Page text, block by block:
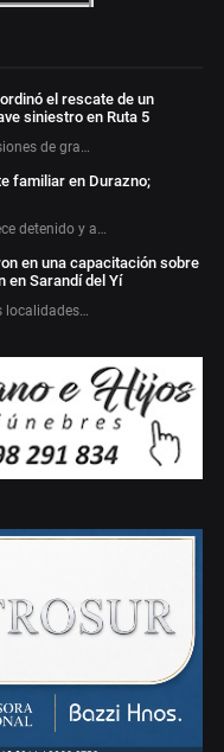
el rescate de un
siniestro en Ruta 5
de gra…
familiar en Durazno;
detenido y a…
en una capacitación sobre
en Sarandí del Yí
localidades…